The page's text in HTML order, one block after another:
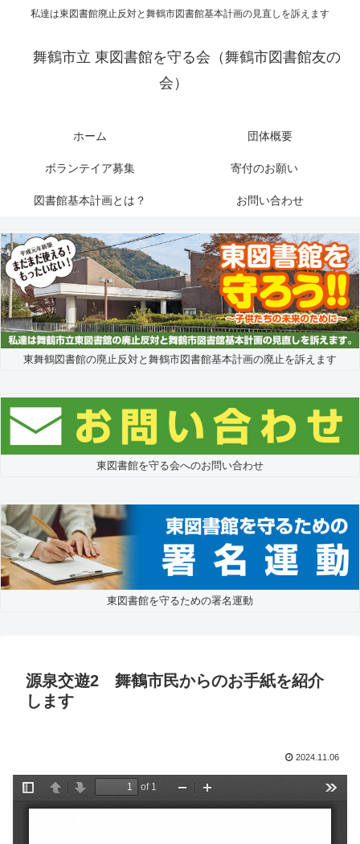
私達は東図書館廃止反対と舞鶴市図書館基本計画の見直しを訴えます
舞鶴市立 東図書館を守る会（舞鶴市図書館友の
会）
ホーム 団体概要
ボランテイア募集 寄付のお願い
図書館基本計画とは？ お問い合わせ
東舞鶴図書館の廃止反対と舞鶴市図書館基本計画の廃止を訴えます
東図書館を守る会へのお問い合わせ
東図書館を守るための署名運動
源泉交遊2 舞鶴市民からのお手紙を紹介
します
2024.11.06